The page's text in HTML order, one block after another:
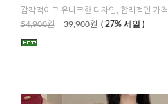
감각적이고 유니크한 디자인, 합리적인 가격
54,900원
39,900원 ( 27% 세일 )